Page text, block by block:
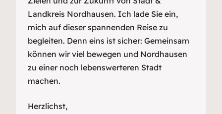
Landkreis Nordhausen. Ich lade Sie ein,
mich auf dieser spannenden Reise zu
begleiten. Denn eins ist sicher: Gemeinsam
können wir viel bewegen und Nordhausen
zu einer noch lebenswerteren Stadt
machen.
Herzlichst,